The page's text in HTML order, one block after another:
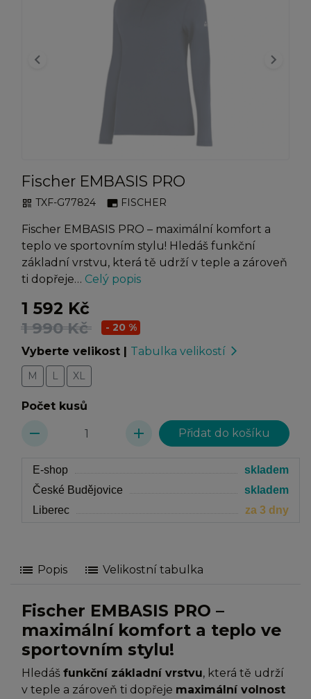
keyboard_arrow_left keyboard_arrow_right
Fischer EMBASIS PRO
qr_code TXF-G77824 branding_watermark FISCHER
Fischer EMBASIS PRO – maximální komfort a
teplo ve sportovním stylu! Hledáš funkční
základní vrstvu, která tě udrží v teple a zároveň
ti dopřeje… Celý popis
1 592 Kč
1 990 Kč - 20 %
Vyberte velikost | Tabulka velikostí arrow_forward_ios
M L XL
Počet kusů
remove add
E-shop
skladem
České Budějovice
skladem
Liberec
za 3 dny
list Popis list Velikostní tabulka
Fischer EMBASIS PRO –
maximální komfort a teplo ve
sportovním stylu!
Hledáš funkční základní vrstvu, která tě udrží
v teple a zároveň ti dopřeje maximální volnost